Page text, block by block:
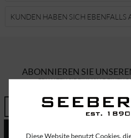
KUNDEN HABEN SICH EBENFALLS
ABONNIEREN SIE
ERHALTEN SIE EINMALIG EINEN
Diese Website benutzt Cookies,